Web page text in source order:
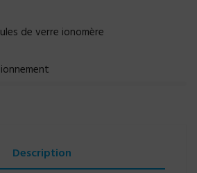
de verre ionomère
Description